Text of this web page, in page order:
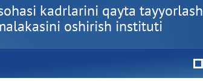
kadrlarini qayta tayyorlash
oshirish instituti